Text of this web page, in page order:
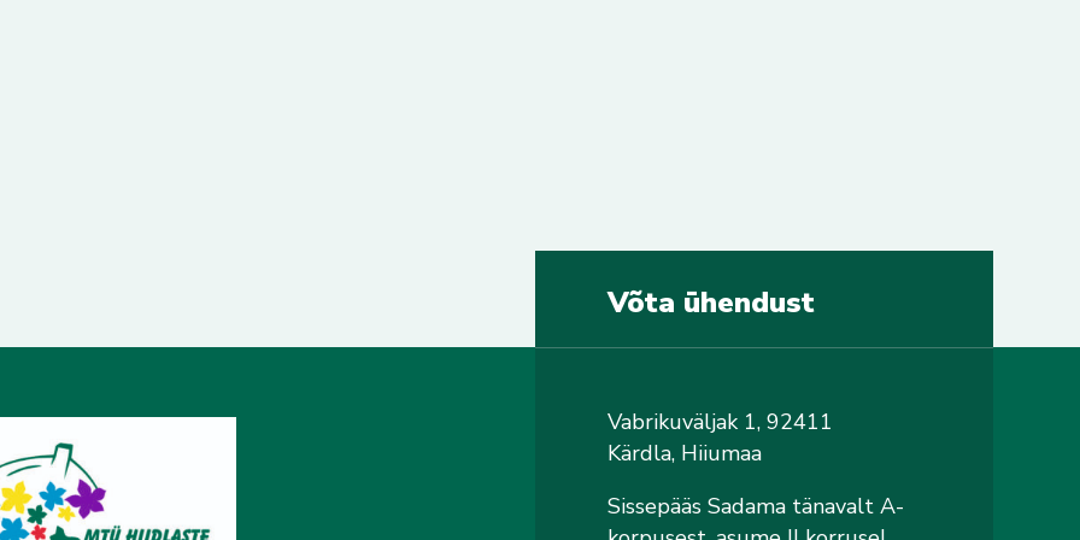
Võta ühendust
Vabrikuväljak 1, 92411
Kärdla, Hiiumaa
Sissepääs Sadama tänavalt A-